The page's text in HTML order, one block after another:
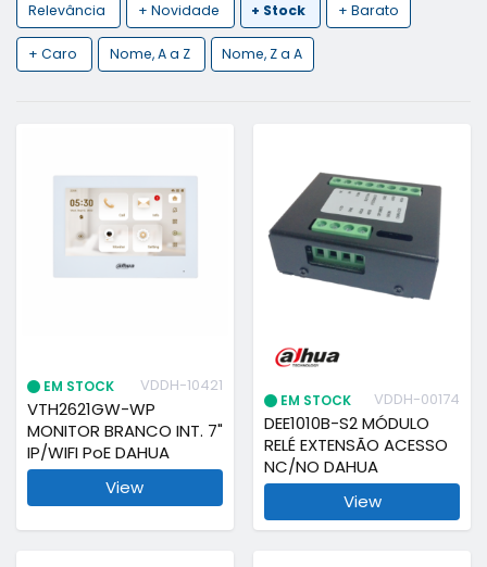
Relevância + Novidade + Stock + Barato
+ Caro Nome, A a Z Nome, Z a A
EM STOCK VDDH-10421
VTH2621GW-WP
MONITOR BRANCO INT. 7"
IP/WIFI PoE DAHUA
View
EM STOCK VDDH-00174
DEE1010B-S2 MÓDULO
RELÉ EXTENSÃO ACESSO
NC/NO DAHUA
View